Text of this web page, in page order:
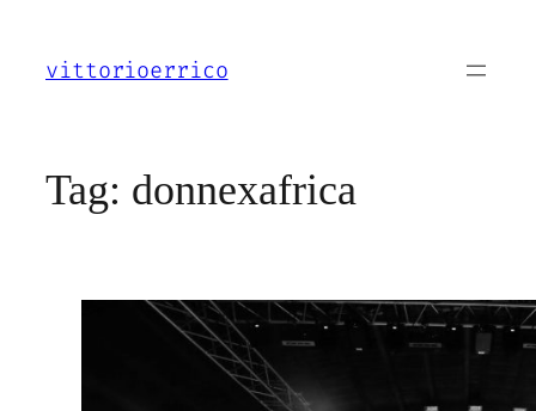
contenuto
vittorioerrico
Tag: donnexafrica